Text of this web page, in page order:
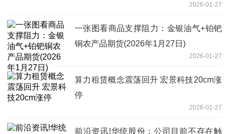
2026-01-27
一张图看商品支撑阻力：金银油气+铂钯
铜农产品期货(2026年1月27日)
2026-01-27
算力租赁概念震荡回升 宏景科技20cm涨
停
2026-01-27
前沿资讯!华统股份：公司目前不存在触